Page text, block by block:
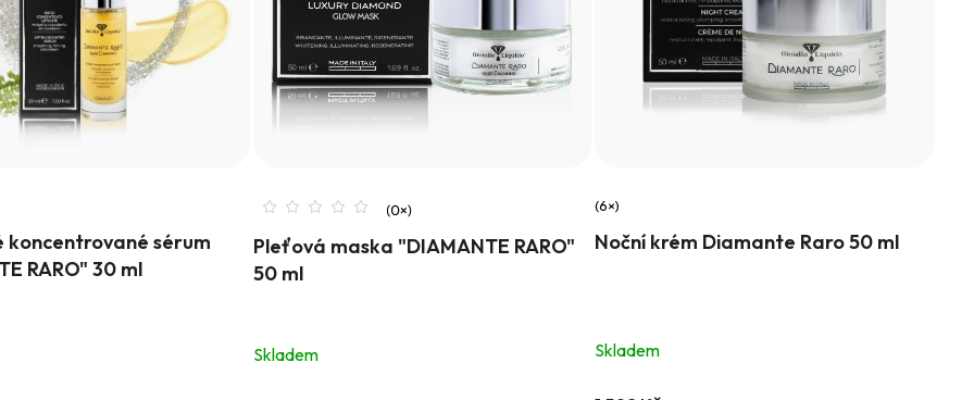
koncentrované sérum
RARO" 30 ml
Pleťová maska "DIAMANTE RARO"
50 ml
Skladem
Průměrné
hodnocení
5
Noční krém Diamante Raro 50 ml
Skladem